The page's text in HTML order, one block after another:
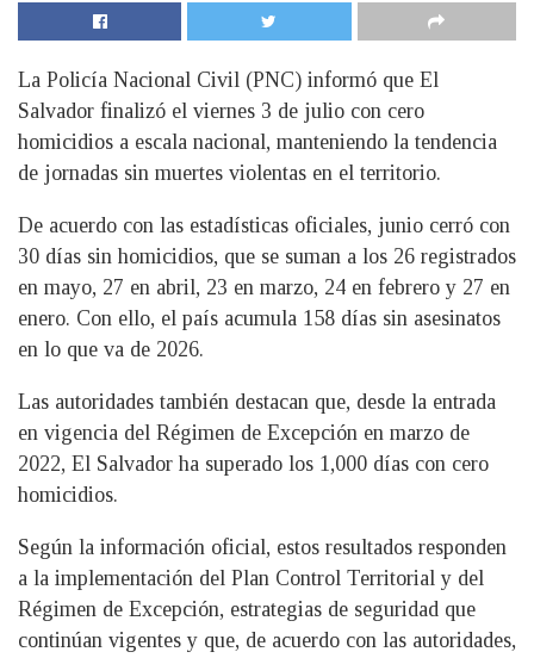
La Policía Nacional Civil (PNC) informó que El
Salvador finalizó el viernes 3 de julio con cero
homicidios a escala nacional, manteniendo la tendencia
de jornadas sin muertes violentas en el territorio.
De acuerdo con las estadísticas oficiales, junio cerró con
30 días sin homicidios, que se suman a los 26 registrados
en mayo, 27 en abril, 23 en marzo, 24 en febrero y 27 en
enero. Con ello, el país acumula 158 días sin asesinatos
en lo que va de 2026.
Las autoridades también destacan que, desde la entrada
en vigencia del Régimen de Excepción en marzo de
2022, El Salvador ha superado los 1,000 días con cero
homicidios.
Según la información oficial, estos resultados responden
a la implementación del Plan Control Territorial y del
Régimen de Excepción, estrategias de seguridad que
continúan vigentes y que, de acuerdo con las autoridades,